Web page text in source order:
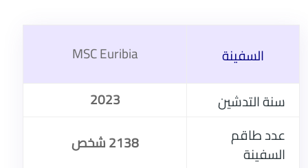
السفينة
MSC Euribia
سنة التدشين
2023
عدد طاقم
السفينة
2138 شخص